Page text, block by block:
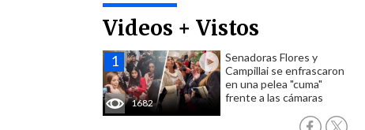
Videos + Vistos
1682
Senadoras Flores y
Campillai se enfrascaron
en una pelea "cuma"
frente a las cámaras